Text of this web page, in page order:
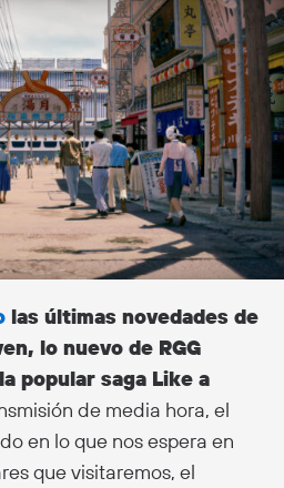
las últimas novedades de
lo nuevo de RGG
popular saga Like a
de media hora, el
en lo que nos espera en
que visitaremos, el